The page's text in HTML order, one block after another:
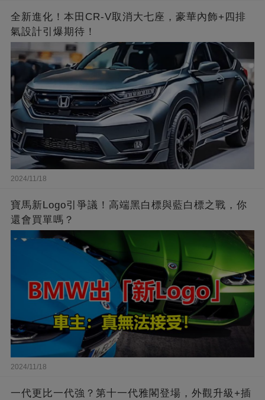
全新進化！本田CR-V取消大七座，豪華內飾+四排
氣設計引爆期待！
2024/11/18
寶馬新Logo引爭議！高端黑白標與藍白標之戰，你
還會買單嗎？
2024/11/18
一代更比一代強？第十一代雅閣登場，外觀升級+插